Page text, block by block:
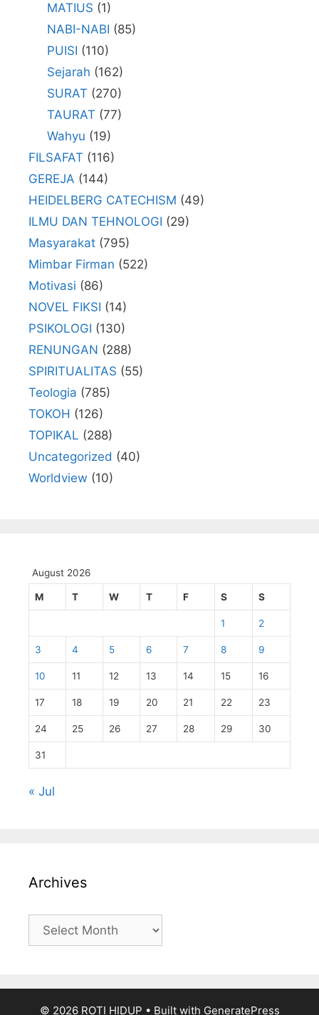
MATIUS (1)
NABI-NABI (85)
PUISI (110)
Sejarah (162)
SURAT (270)
TAURAT (77)
Wahyu (19)
FILSAFAT (116)
GEREJA (144)
HEIDELBERG CATECHISM (49)
ILMU DAN TEHNOLOGI (29)
Masyarakat (795)
Mimbar Firman (522)
Motivasi (86)
NOVEL FIKSI (14)
PSIKOLOGI (130)
RENUNGAN (288)
SPIRITUALITAS (55)
Teologia (785)
TOKOH (126)
TOPIKAL (288)
Uncategorized (40)
Worldview (10)
August 2026
M T W T F S S
1 2
3 4 5 6 7 8 9
10 11 12 13 14 15 16
17 18 19 20 21 22 23
24 25 26 27 28 29 30
31
« Jul
Archives
Archives
© 2026 ROTI HIDUP • Built with GeneratePress